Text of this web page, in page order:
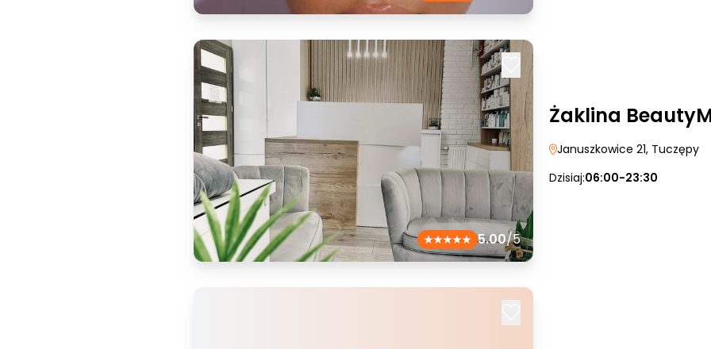
5.00/5
Żaklina
Januszkowice 21, Tuczępy
Dzisiaj:06:00-23:30